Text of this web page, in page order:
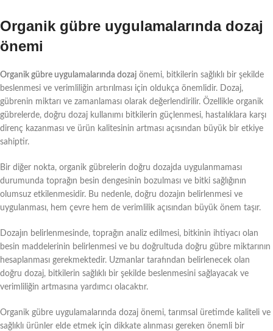
Organik gübre uygulamalarında dozaj
önemi
Organik gübre uygulamalarında dozaj önemi, bitkilerin sağlıklı bir şekilde
beslenmesi ve verimliliğin artırılması için oldukça önemlidir. Dozaj,
gübrenin miktarı ve zamanlaması olarak değerlendirilir. Özellikle organik
gübrelerde, doğru dozaj kullanımı bitkilerin güçlenmesi, hastalıklara karşı
direnç kazanması ve ürün kalitesinin artması açısından büyük bir etkiye
sahiptir.
Bir diğer nokta, organik gübrelerin doğru dozajda uygulanmaması
durumunda toprağın besin dengesinin bozulması ve bitki sağlığının
olumsuz etkilenmesidir. Bu nedenle, doğru dozajın belirlenmesi ve
uygulanması, hem çevre hem de verimlilik açısından büyük önem taşır.
Dozajın belirlenmesinde, toprağın analiz edilmesi, bitkinin ihtiyacı olan
besin maddelerinin belirlenmesi ve bu doğrultuda doğru gübre miktarının
hesaplanması gerekmektedir. Uzmanlar tarafından belirlenecek olan
doğru dozaj, bitkilerin sağlıklı bir şekilde beslenmesini sağlayacak ve
verimliliğin artmasına yardımcı olacaktır.
Organik gübre uygulamalarında dozaj önemi, tarımsal üretimde kaliteli ve
sağlıklı ürünler elde etmek için dikkate alınması gereken önemli bir